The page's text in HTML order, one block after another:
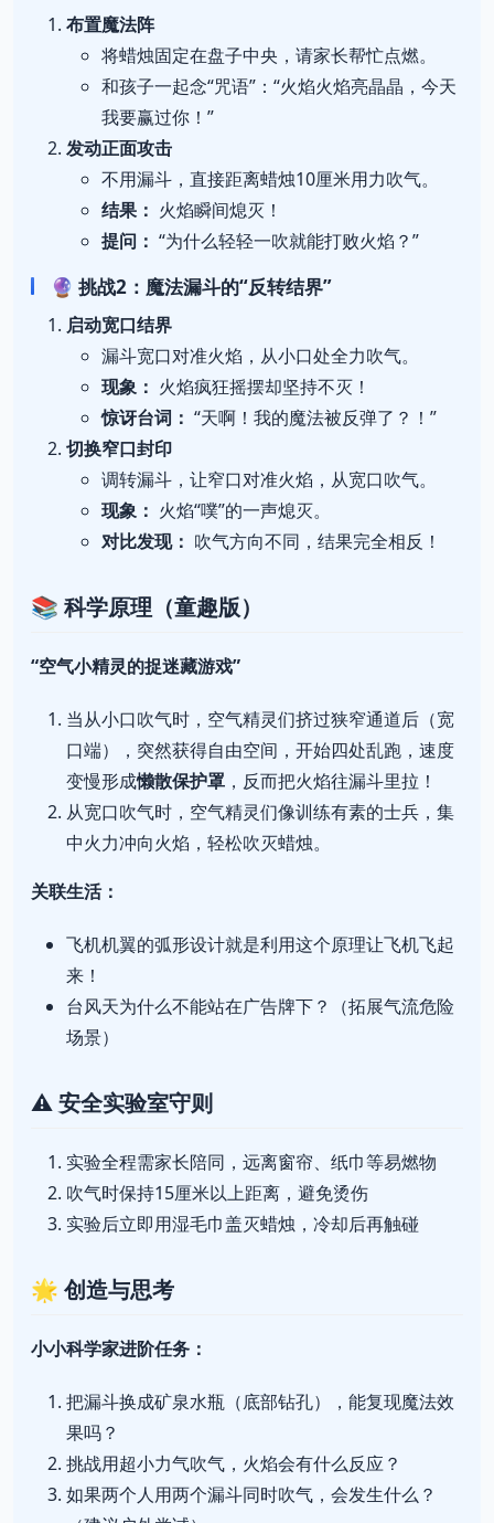
布置魔法阵
将蜡烛固定在盘子中央，请家长帮忙点燃。
和孩子一起念“咒语”：“火焰火焰亮晶晶，今天
我要赢过你！”
发动正面攻击
不用漏斗，直接距离蜡烛10厘米用力吹气。
结果： 火焰瞬间熄灭！
提问： “为什么轻轻一吹就能打败火焰？”
🔮 挑战2：魔法漏斗的“反转结界”
启动宽口结界
漏斗宽口对准火焰，从小口处全力吹气。
现象： 火焰疯狂摇摆却坚持不灭！
惊讶台词： “天啊！我的魔法被反弹了？！”
切换窄口封印
调转漏斗，让窄口对准火焰，从宽口吹气。
现象： 火焰“噗”的一声熄灭。
对比发现： 吹气方向不同，结果完全相反！
📚 科学原理（童趣版）
“空气小精灵的捉迷藏游戏”
当从小口吹气时，空气精灵们挤过狭窄通道后（宽
口端），突然获得自由空间，开始四处乱跑，速度
变慢形成懒散保护罩 ，反而把火焰往漏斗里拉！
从宽口吹气时，空气精灵们像训练有素的士兵，集
中火力冲向火焰，轻松吹灭蜡烛。
关联生活：
飞机机翼的弧形设计就是利用这个原理让飞机飞起
来！
台风天为什么不能站在广告牌下？（拓展气流危险
场景）
⚠️ 安全实验室守则
实验全程需家长陪同，远离窗帘、纸巾等易燃物
吹气时保持15厘米以上距离，避免烫伤
实验后立即用湿毛巾盖灭蜡烛，冷却后再触碰
🌟 创造与思考
小小科学家进阶任务：
把漏斗换成矿泉水瓶（底部钻孔），能复现魔法效
果吗？
挑战用超小力气吹气，火焰会有什么反应？
如果两个人用两个漏斗同时吹气，会发生什么？